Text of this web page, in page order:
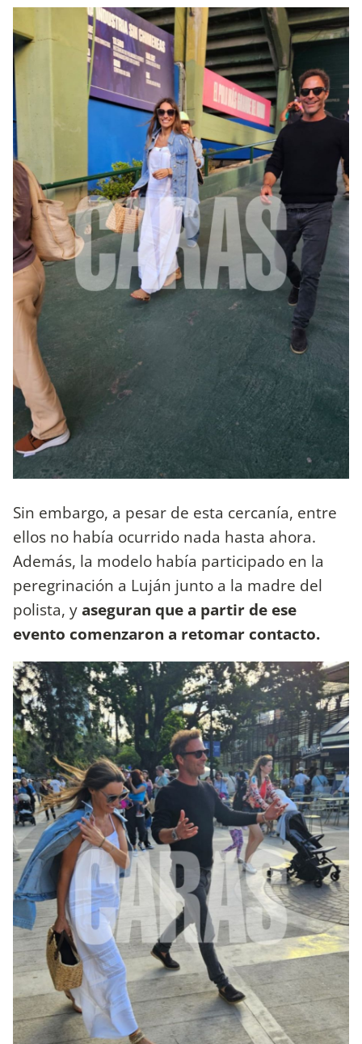
Sin embargo, a pesar de esta cercanía, entre
ellos no había ocurrido nada hasta ahora.
Además, la modelo había participado en la
peregrinación a Luján junto a la madre del
polista, yaseguran que a partir de ese
evento comenzaron a retomar contacto.